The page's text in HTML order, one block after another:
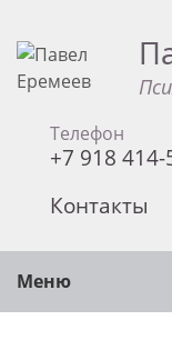
Телефон
+7 918
Контакты
Меню